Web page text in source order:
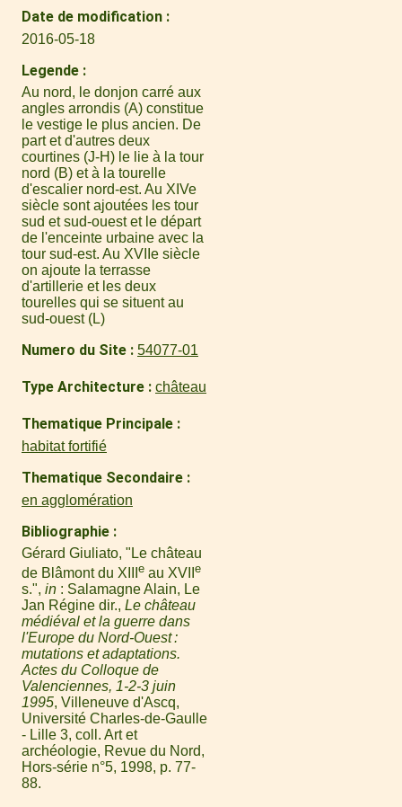
Date de modification
2016-05-18
Legende
Au nord, le donjon carré aux
angles arrondis (A) constitue
le vestige le plus ancien. De
part et d'autres deux
courtines (J-H) le lie à la tour
nord (B) et à la tourelle
d'escalier nord-est. Au XIVe
siècle sont ajoutées les tour
sud et sud-ouest et le départ
de l'enceinte urbaine avec la
tour sud-est. Au XVIIe siècle
on ajoute la terrasse
d'artillerie et les deux
tourelles qui se situent au
sud-ouest (L)
Numero du Site 54077-01
Type Architecture château
Thematique Principale
habitat fortifié
Thematique Secondaire
en agglomération
Bibliographie
Gérard Giuliato, "Le château
de Blâmont du XIII e au XVII e
s.", in : Salamagne Alain, Le
Jan Régine dir., Le château
médiéval et la guerre dans
l'Europe du Nord-Ouest :
mutations et adaptations.
Actes du Colloque de
Valenciennes, 1-2-3 juin
1995, Villeneuve d'Ascq,
Université Charles-de-Gaulle
- Lille 3, coll. Art et
archéologie, Revue du Nord,
Hors-série n°5, 1998, p. 77-
88.